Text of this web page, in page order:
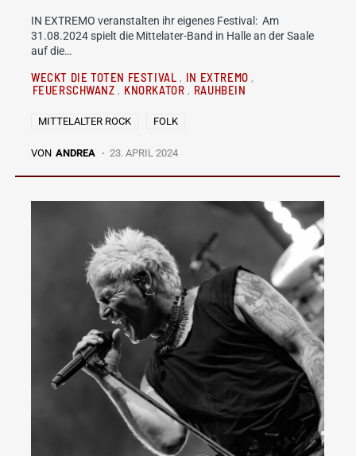
IN EXTREMO veranstalten ihr eigenes Festival: Am
31.08.2024 spielt die Mittelater-Band in Halle an der Saale
auf die…
WECKT DIE TOTEN FESTIVAL
IN EXTREMO
FEUERSCHWANZ
KNORKATOR RAUHBEIN
MITTELALTER ROCK FOLK
VON ANDREA 23. APRIL 2024